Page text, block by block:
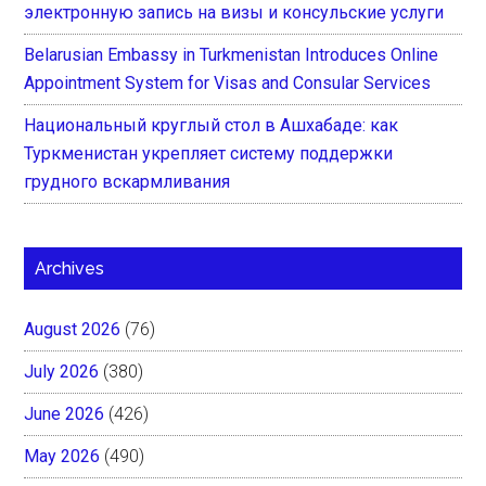
электронную запись на визы и консульские услуги
Belarusian Embassy in Turkmenistan Introduces Online
Appointment System for Visas and Consular Services
Национальный круглый стол в Ашхабаде: как
Туркменистан укрепляет систему поддержки
грудного вскармливания
Archives
August 2026 (76)
July 2026 (380)
June 2026 (426)
May 2026 (490)